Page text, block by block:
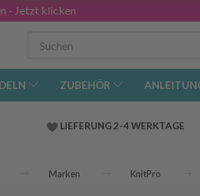
- Jetzt klicken
ZUBEHÖR
LIEFERUNG 2-4 WERKTAGE
Marken KnitPro